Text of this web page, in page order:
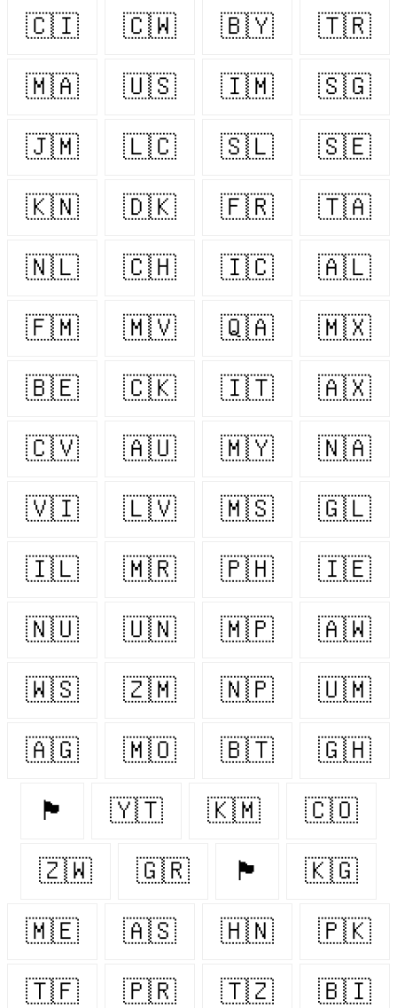
🇨🇮 🇨🇼 🇧🇾 🇹🇷
🇲🇦 🇺🇸 🇮🇲 🇸🇬
🇯🇲 🇱🇨 🇸🇱 🇸🇪
🇰🇳 🇩🇰 🇫🇷 🇹🇦
🇳🇱 🇨🇭 🇮🇨 🇦🇱
🇫🇲 🇲🇻 🇶🇦 🇲🇽
🇧🇪 🇨🇰 🇮🇹 🇦🇽
🇨🇻 🇦🇺 🇲🇾 🇳🇦
🇻🇮 🇱🇻 🇲🇸 🇬🇱
🇮🇱 🇲🇷 🇵🇭 🇮🇪
🇳🇺 🇺🇳 🇲🇵 🇦🇼
🇼🇸 🇿🇲 🇳🇵 🇺🇲
🇦🇬 🇲🇴 🇧🇹 🇬🇭
🏴󠁧󠁢󠁥󠁮󠁧󠁿 🇾🇹 🇰🇲 🇨🇴
🇿🇼 🇬🇷 🏴󠁧󠁢󠁳󠁣󠁴󠁿 🇰🇬
🇲🇪 🇦🇸 🇭🇳 🇵🇰
🇹🇫 🇵🇷 🇹🇿 🇧🇮